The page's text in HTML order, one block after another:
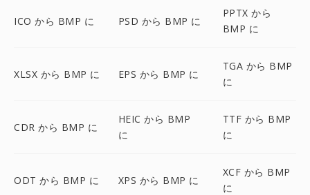
ICO から BMP に PSD から BMP に
PPTX から
BMP に
XLSX から BMP に EPS から BMP に
TGA から BMP
に
CDR から BMP に
HEIC から BMP
に
TTF から BMP
に
ODT から BMP に XPS から BMP に
XCF から BMP
に